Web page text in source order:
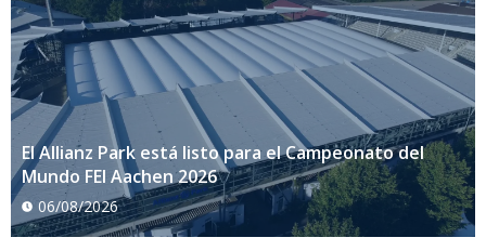
El Allianz Park está listo para el Campeonato del
Mundo FEI Aachen 2026
06/08/2026